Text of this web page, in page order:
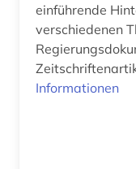
zeitschrift (1)
einführende
verschiedenen
Informationen